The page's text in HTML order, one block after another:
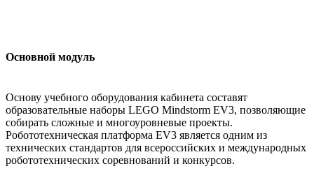
Основной модуль
Основу учебного оборудования кабинета составят
образовательные наборы LEGO Mindstorm EV3, позволяющие
собирать сложные и многоуровневые проекты.
Робототехническая платформа EV3 является одним из
технических стандартов для всероссийских и международных
робототехнических соревнований и конкурсов.